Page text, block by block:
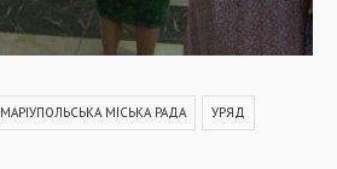
МАРІУПОЛЬСЬКА МІСЬКА РАДА УРЯД